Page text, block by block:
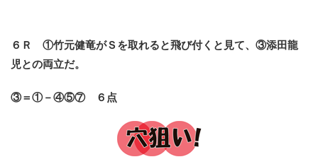
６Ｒ ①竹元健竜がＳを取れると飛び付くと見て、③添田龍
児との両立だ。
③＝①－④⑤⑦ ６点